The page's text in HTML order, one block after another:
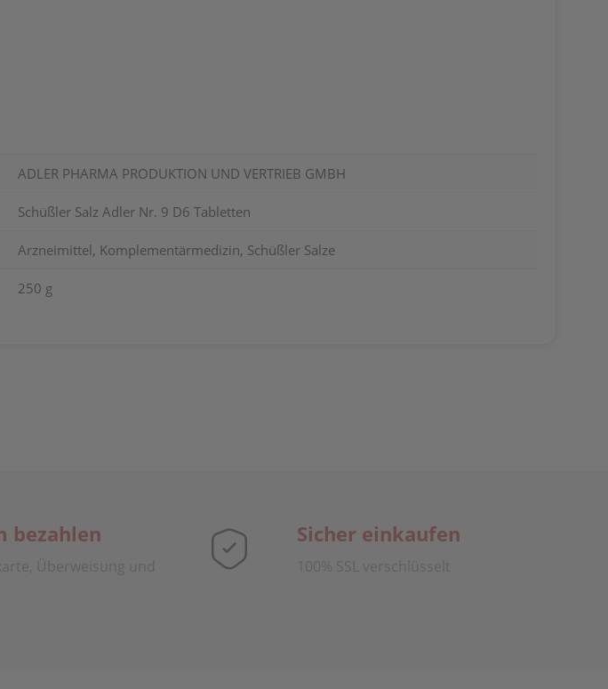
ADLER PHARMA PRODUKTION UND VERTRIEB GMBH
Schüßler Salz Adler Nr. 9 D6 Tabletten
Arzneimittel, Komplementärmedizin, Schüßler Salze
250 g
bezahlen
Überweisung und
Sicher einkaufen
100% SSL verschlüsselt